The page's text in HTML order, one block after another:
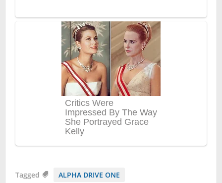
Tagged ALPHA DRIVE ONE